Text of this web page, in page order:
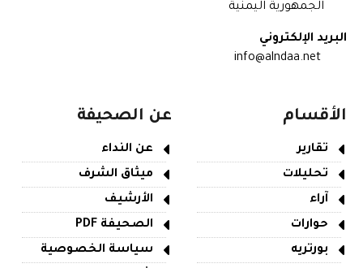
الجمهورية اليمنية
البريد الإلكتروني
info@alndaa.net
الأقسام
تقارير
تحليلات
آراء
حوارات
بورتريه
عن الصحيفة
عن النداء
ميثاق الشرف
الأرشيف
الصحيفة PDF
سياسة الخصوصية